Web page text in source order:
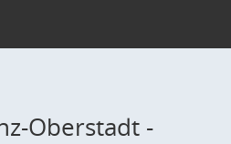
Oberstadt -